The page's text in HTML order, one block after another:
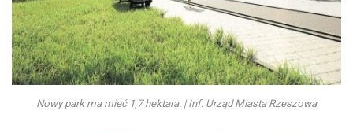
Nowy park ma mieć 1,7 hektara. | Inf. Urząd Miasta Rzeszowa